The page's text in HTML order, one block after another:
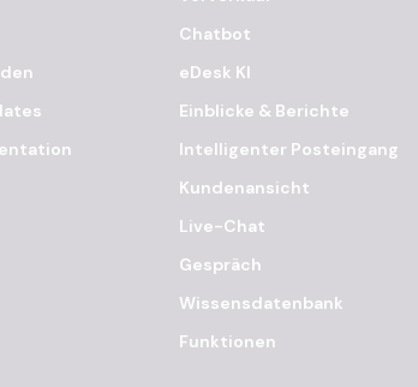
Chatbot
eDesk KI
Einblicke & Berichte
Intelligenter Posteingang
Kundenansicht
Live-Chat
Gespräch
Wissensdatenbank
Funktionen